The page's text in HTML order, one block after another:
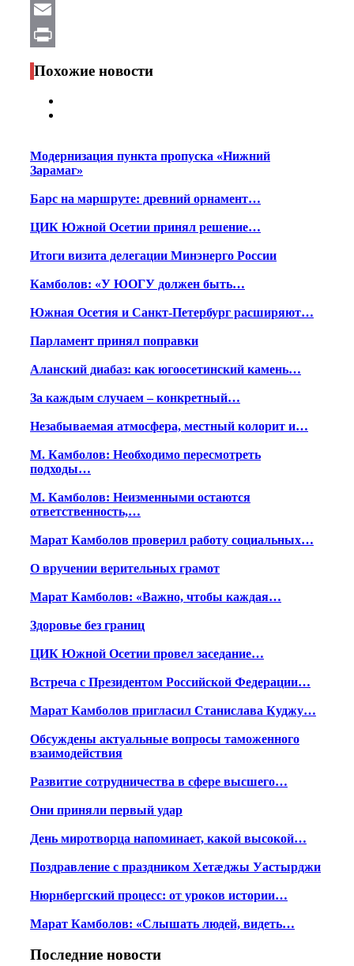
WhatsApp
Email
Print
Похожие новости
Модернизация пункта пропуска «Нижний
Зарамаг»
Барс на маршруте: древний орнамент…
ЦИК Южной Осетии принял решение…
Итоги визита делегации Минэнерго России
Камболов: «У ЮОГУ должен быть…
Южная Осетия и Санкт-Петербург расширяют…
Парламент принял поправки
Аланский диабаз: как югоосетинский камень…
За каждым случаем – конкретный…
Незабываемая атмосфера, местный колорит и…
М. Камболов: Необходимо пересмотреть
подходы…
М. Камболов: Неизменными остаются
ответственность,…
Марат Камболов проверил работу социальных…
О вручении верительных грамот
Марат Камболов: «Важно, чтобы каждая…
Здоровье без границ
ЦИК Южной Осетии провел заседание…
Встреча с Президентом Российской Федерации…
Марат Камболов пригласил Станислава Куджу…
Обсуждены актуальные вопросы таможенного
взаимодействия
Развитие сотрудничества в сфере высшего…
Они приняли первый удар
День миротворца напоминает, какой высокой…
Поздравление с праздником Хетæджы Уастырджи
Нюрнбергский процесс: от уроков истории…
Марат Камболов: «Слышать людей, видеть…
Последние новости